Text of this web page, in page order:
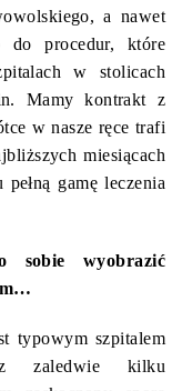
a nawet
do procedur, które
w stolicach
Mamy kontrakt z
w nasze ręce trafi
miesiącach
pełną gamę leczenia
sobie wyobrazić
typowym szpitalem
z zaledwie kilku